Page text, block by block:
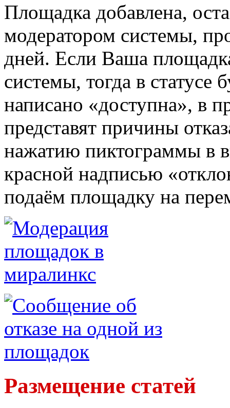
Площадка добавлена,
модератором системы,
дней. Если Ваша
системы, тогда в статусе
написано «доступна», в
представят причины
нажатию пиктограммы в
красной надписью
подаём площадку на
Размещение статей